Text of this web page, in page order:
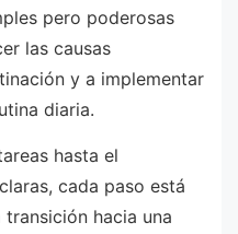
pero poderosas
las causas
y a implementar
diaria.
hasta el
cada paso está
hacia una